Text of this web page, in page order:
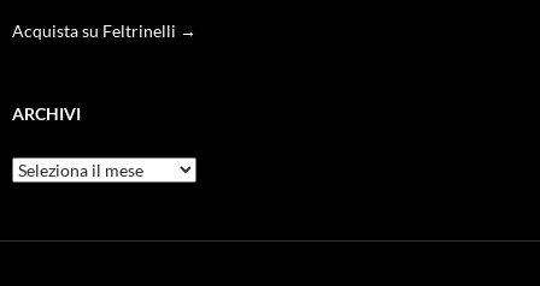
Acquista su Feltrinelli →
ARCHIVI
Archivi